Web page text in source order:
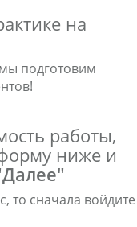
на
подготовим
работы,
ниже и
то сначала войдите